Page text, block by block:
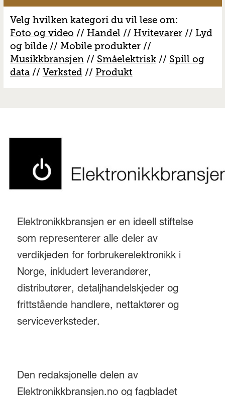
Velg hvilken kategori du vil lese om:
Foto og video // Handel // Hvitevarer// Lyd
og bilde// Mobile produkter//
Musikkbransjen// Småelektrisk// Spill og
data// Verksted// Produkt
Elektronikkbransjen er en ideell stiftelse
som representerer alle deler av
verdikjeden for forbrukerelektronikk i
Norge, inkludert leverandører,
distributører, detaljhandelskjeder og
frittstående handlere, nettaktører og
serviceverksteder.
Den redaksjonelle delen av
Elektronikkbransjen.no og fagbladet